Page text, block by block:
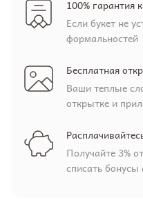
100% гарантия
Если букет не
формальностей
Бесплатная
Ваши теплые
открытке и
Получайте 3%
списать бонусы